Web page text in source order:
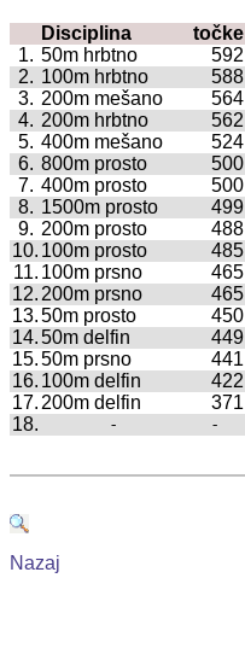
Disciplina
točke
1. 50m hrbtno 592
2. 100m hrbtno 588
3. 200m mešano 564
4. 200m hrbtno 562
5. 400m mešano 524
6. 800m prosto 500
7. 400m prosto 500
8. 1500m prosto 499
9. 200m prosto 488
10. 100m prosto 485
11. 100m prsno 465
12. 200m prsno 465
13.50m prosto 450
14.50m delfin 449
15.50m prsno 441
16. 100m delfin 422
17. 200m delfin 371
18.
- -
Nazaj